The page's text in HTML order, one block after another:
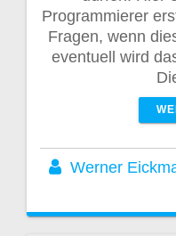
Programmierer
Fragen, wenn
eventuell wird
Werner